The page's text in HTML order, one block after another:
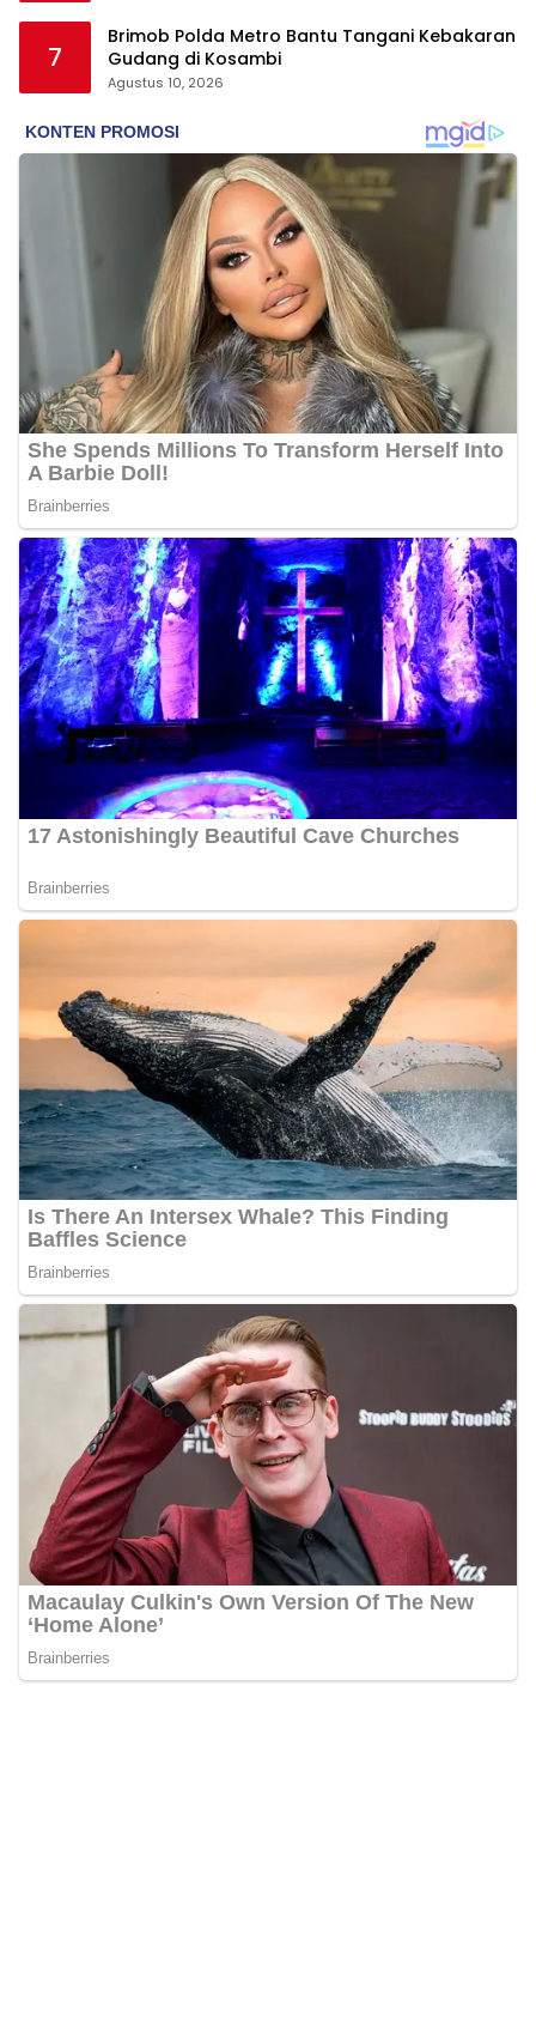
7
Brimob Polda Metro Bantu Tangani Kebakaran
Gudang di Kosambi
Agustus 10, 2026